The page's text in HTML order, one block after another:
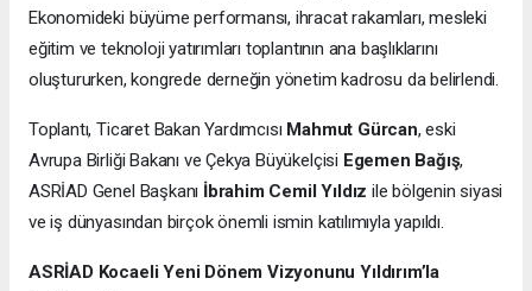
Ekonomideki büyüme performansı, ihracat rakamları, mesleki
eğitim ve teknoloji yatırımları toplantının ana başlıklarını
oluştururken, kongrede derneğin yönetim kadrosu da belirlendi.
Toplantı, Ticaret Bakan Yardımcısı Mahmut Gürcan, eski
Avrupa Birliği Bakanı ve Çekya Büyükelçisi Egemen Bağış,
ASRİAD Genel Başkanı İbrahim Cemil Yıldız ile bölgenin siyasi
ve iş dünyasından birçok önemli ismin katılımıyla yapıldı.
ASRİAD Kocaeli Yeni Dönem Vizyonunu Yıldırım’la